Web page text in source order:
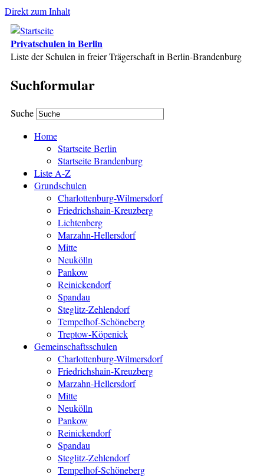
Direkt zum Inhalt
Privatschulen in Berlin
Liste der Schulen in freier Trägerschaft in Berlin-Brandenburg
Suchformular
Suche
Home
Startseite Berlin
Startseite Brandenburg
Liste A-Z
Grundschulen
Charlottenburg-Wilmersdorf
Friedrichshain-Kreuzberg
Lichtenberg
Marzahn-Hellersdorf
Mitte
Neukölln
Pankow
Reinickendorf
Spandau
Steglitz-Zehlendorf
Tempelhof-Schöneberg
Treptow-Köpenick
Gemeinschaftsschulen
Charlottenburg-Wilmersdorf
Friedrichshain-Kreuzberg
Marzahn-Hellersdorf
Mitte
Neukölln
Pankow
Reinickendorf
Spandau
Steglitz-Zehlendorf
Tempelhof-Schöneberg